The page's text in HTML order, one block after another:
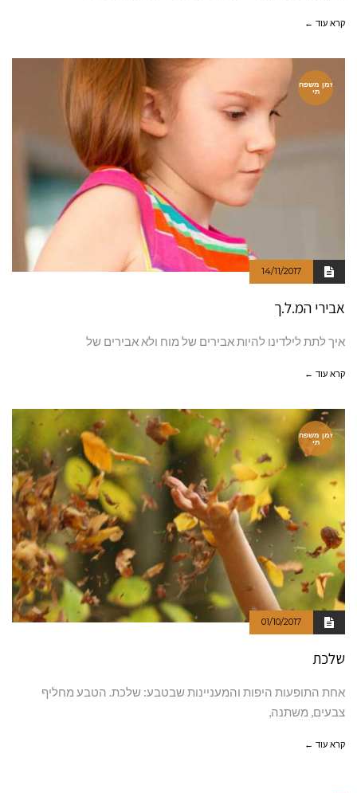
קרא עוד ←
זמן משפח
תי
14/11/2017
אבירי המ.ל.ך
איך לתת לילדינו להיות אבירים של מוח ולא אבירים של
קרא עוד ←
זמן משפח
תי
01/10/2017
שלכת
אחת התופעות היפות והמעניינות שבטבע: שלכת. הטבע מחליף
צבעים, משתנה,
קרא עוד ←